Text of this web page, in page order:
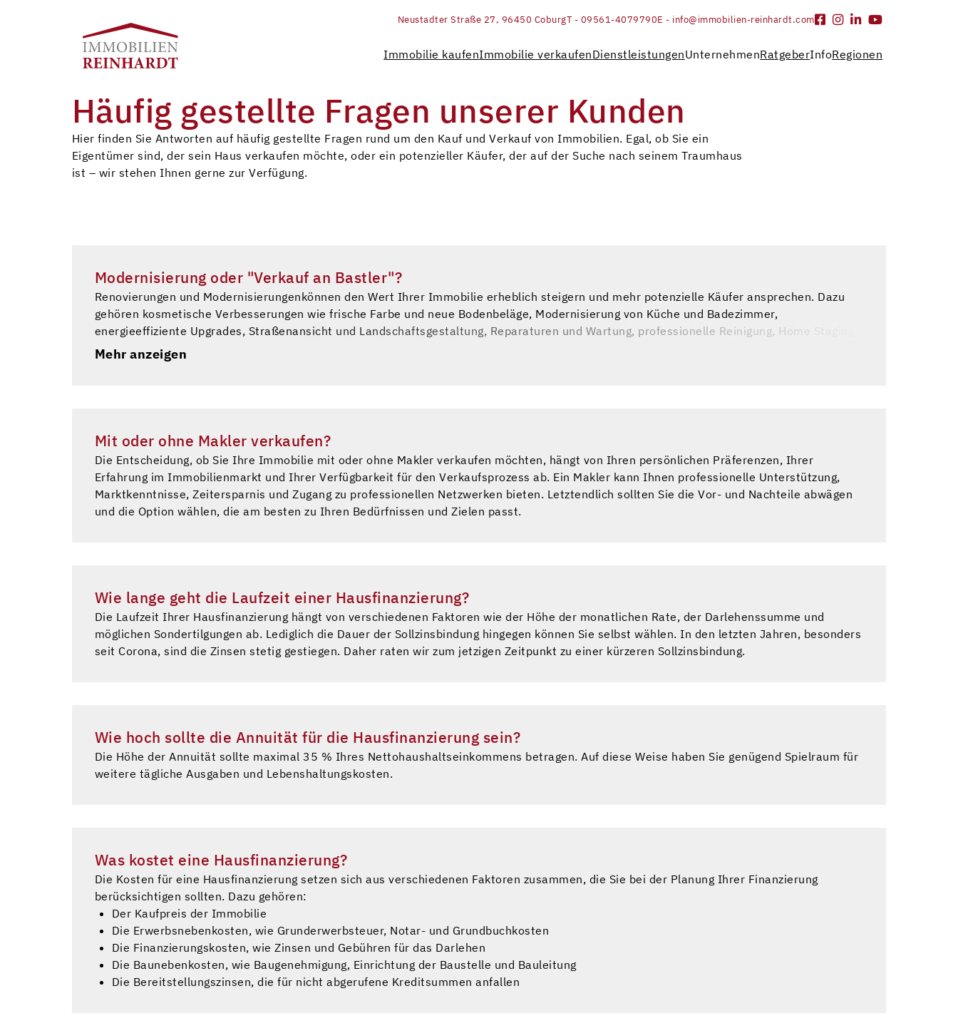
Neustadter Straße 27, 96450 CoburgT - 09561-4079790E - info@immobilien-reinhardt.com
Immobilie kaufenImmobilie verkaufenDienstleistungenUnternehmenRatgeberInfoRegionen
Häufig gestellte Fragen unserer Kunden
Hier finden Sie Antworten auf häufig gestellte Fragen rund um den Kauf und Verkauf von Immobilien. Egal, ob Sie ein
Eigentümer sind, der sein Haus verkaufen möchte, oder ein potenzieller Käufer, der auf der Suche nach seinem Traumhaus
ist – wir stehen Ihnen gerne zur Verfügung.
Modernisierung oder "Verkauf an Bastler"?
Renovierungen und Modernisierungenkönnen den Wert Ihrer Immobilie erheblich steigern und mehr potenzielle Käufer ansprechen. Dazu
gehören kosmetische Verbesserungen wie frische Farbe und neue Bodenbeläge, Modernisierung von Küche und Badezimmer,
energieeffiziente Upgrades, Straßenansicht und Landschaftsgestaltung, Reparaturen und Wartung, professionelle Reinigung, Home Staging
und Inspektionen. In allen Fällen ist es ratsam, mit einem Immobilienexperten zu sprechen, um die besten Optionen für Ihren spezifischen
Fall zu ermitteln und den Return on Investment zu maximieren.
Mehr anzeigen
Mit oder ohne Makler verkaufen?
Die Entscheidung, ob Sie Ihre Immobilie mit oder ohne Makler verkaufen möchten, hängt von Ihren persönlichen Präferenzen, Ihrer
Erfahrung im Immobilienmarkt und Ihrer Verfügbarkeit für den Verkaufsprozess ab. Ein Makler kann Ihnen professionelle Unterstützung,
Marktkenntnisse, Zeitersparnis und Zugang zu professionellen Netzwerken bieten. Letztendlich sollten Sie die Vor- und Nachteile abwägen
und die Option wählen, die am besten zu Ihren Bedürfnissen und Zielen passt.
Wie lange geht die Laufzeit einer Hausfinanzierung?
Die Laufzeit Ihrer Hausfinanzierung hängt von verschiedenen Faktoren wie der Höhe der monatlichen Rate, der Darlehenssumme und
möglichen Sondertilgungen ab. Lediglich die Dauer der Sollzinsbindung hingegen können Sie selbst wählen. In den letzten Jahren, besonders
seit Corona, sind die Zinsen stetig gestiegen. Daher raten wir zum jetzigen Zeitpunkt zu einer kürzeren Sollzinsbindung.
Wie hoch sollte die Annuität für die Hausfinanzierung sein?
Die Höhe der Annuität sollte maximal 35 % Ihres Nettohaushaltseinkommens betragen. Auf diese Weise haben Sie genügend Spielraum für
weitere tägliche Ausgaben und Lebenshaltungskosten.
Was kostet eine Hausfinanzierung?
Die Kosten für eine Hausfinanzierung setzen sich aus verschiedenen Faktoren zusammen, die Sie bei der Planung Ihrer Finanzierung
berücksichtigen sollten. Dazu gehören:
Der Kaufpreis der Immobilie
Die Erwerbsnebenkosten, wie Grunderwerbsteuer, Notar- und Grundbuchkosten
Die Finanzierungskosten, wie Zinsen und Gebühren für das Darlehen
Die Baunebenkosten, wie Baugenehmigung, Einrichtung der Baustelle und Bauleitung
Die Bereitstellungszinsen, die für nicht abgerufene Kreditsummen anfallen